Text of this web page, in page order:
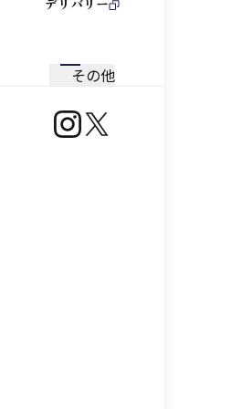
デリバリー
その他
https://https://x.com/